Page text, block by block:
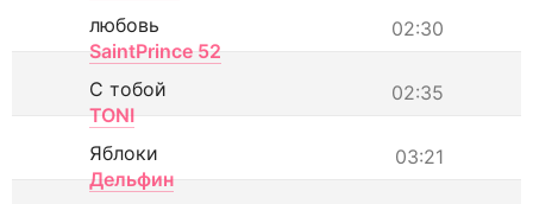
02:30
любовь
SaintPrince 52
02:35
С тобой
TONI
03:21
Яблоки
Дельфин